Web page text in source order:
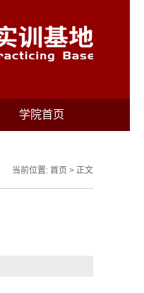
学院首页
当前位置: 首页 > 正文